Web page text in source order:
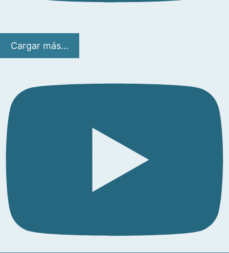
Cargar más...